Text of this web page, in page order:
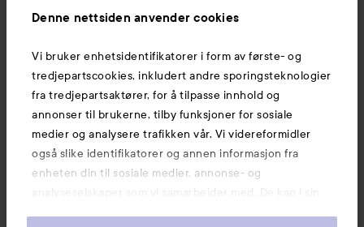
Denne nettsiden anvender cookies
Vi bruker enhetsidentifikatorer i form av første- og
tredjepartscookies, inkludert andre sporingsteknologier
fra tredjepartsaktører, for å tilpasse innhold og
annonser til brukerne, tilby funksjoner for sosiale
medier og analysere trafikken vår. Vi videreformidler
også slike identifikatorer og annen informasjon fra
enheten din til sosiale medier, annonse- og
analyseselskaper som vi samarbeider med. De kan i sin
Informasjon
Også av interesse